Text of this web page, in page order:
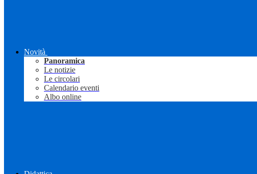
Novità
Panoramica
Le notizie
Le circolari
Calendario eventi
Albo online